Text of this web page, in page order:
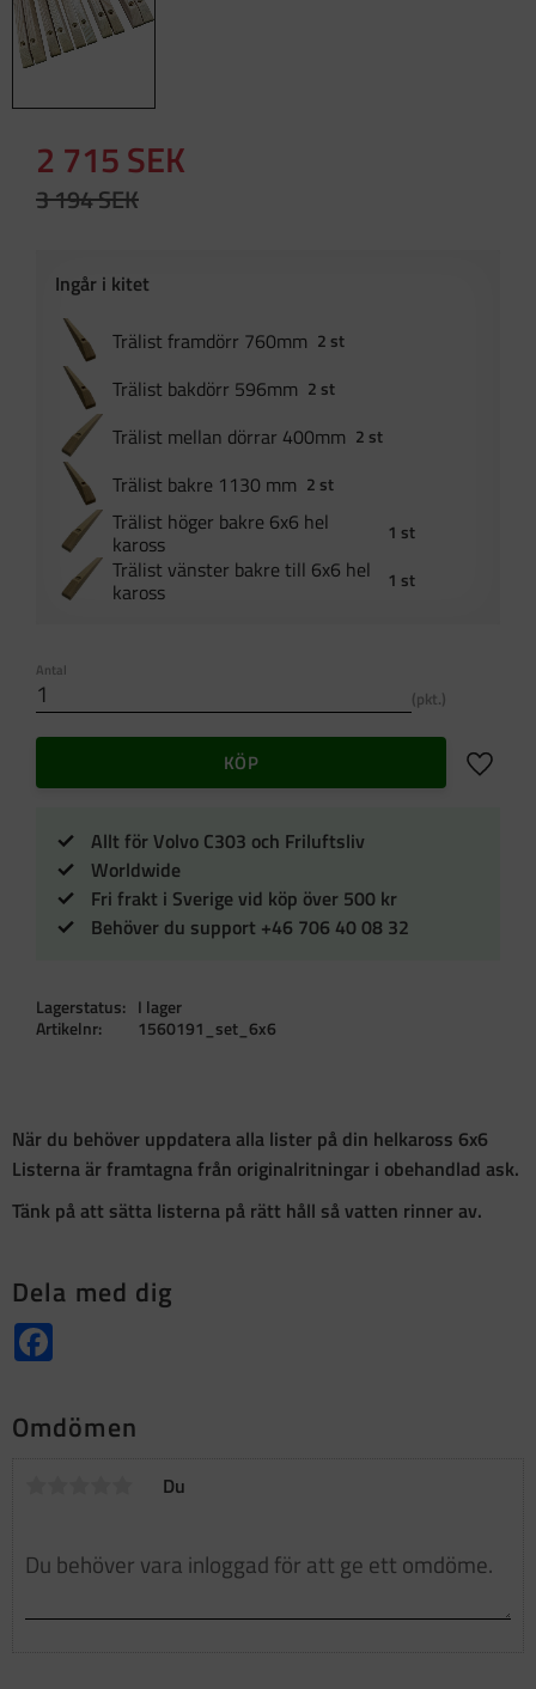
Nedsatt pris:
2 715SEK
Ordinarie pris:
3 194SEK
Trälist framdörr 760mm 2 st
Trälist bakdörr 596mm 2 st
Trälist mellan dörrar 400mm 2 st
Trälist bakre 1130 mm 2 st
Trälist höger bakre 6x6 hel
kaross 1 st
Trälist vänster bakre till 6x6 hel
kaross 1 st
Antal
pkt.
KÖP Lägg
Allt för Volvo C303 och Friluftsliv
Worldwide
Fri frakt i Sverige vid köp över 500 kr
Behöver du support +46 706 40 08 32
Lagerstatus
I lager
Artikelnr
1560191_set_6x6
När du behöver uppdatera alla lister på din helkaross 6x6
Listerna är framtagna från originalritningar i obehandlad ask.
Tänk på att sätta listerna på rätt håll så vatten rinner av.
Dela med dig
Omdömen
Du